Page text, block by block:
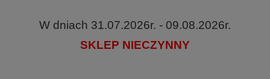
W dniach 31.07.2026r. - 09.08.2026r.
SKLEP NIECZYNNY